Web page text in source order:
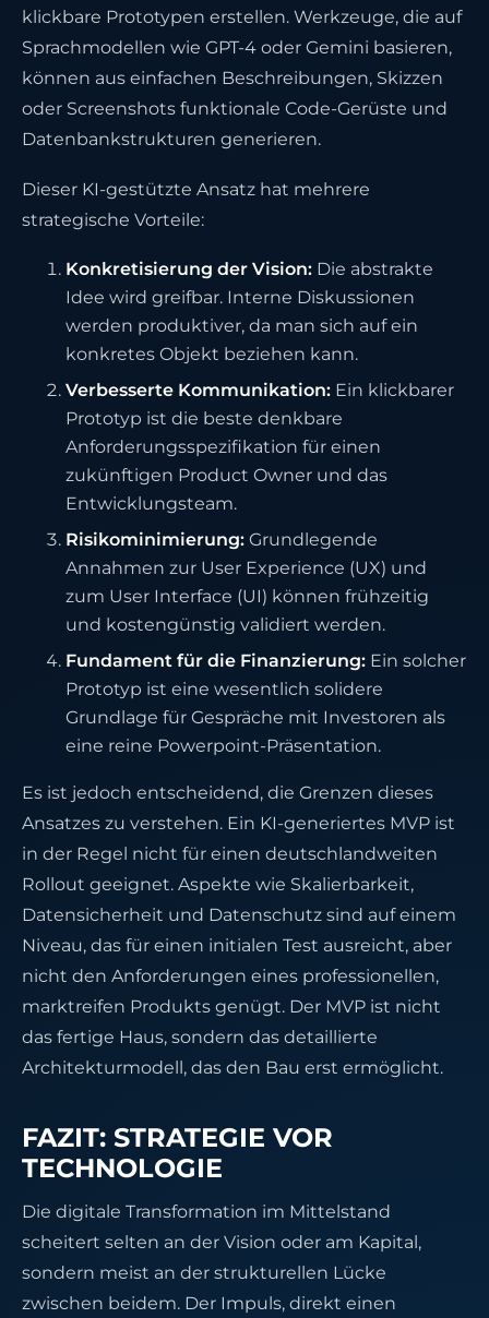
klickbare Prototypen erstellen. Werkzeuge, die auf
Sprachmodellen wie GPT-4 oder Gemini basieren,
können aus einfachen Beschreibungen, Skizzen
oder Screenshots funktionale Code-Gerüste und
Datenbankstrukturen generieren.
Dieser KI-gestützte Ansatz hat mehrere
strategische Vorteile:
Konkretisierung der Vision: Die abstrakte
Idee wird greifbar. Interne Diskussionen
werden produktiver, da man sich auf ein
konkretes Objekt beziehen kann.
Verbesserte Kommunikation: Ein klickbarer
Prototyp ist die beste denkbare
Anforderungsspezifikation für einen
zukünftigen Product Owner und das
Entwicklungsteam.
Risikominimierung: Grundlegende
Annahmen zur User Experience (UX) und
zum User Interface (UI) können frühzeitig
und kostengünstig validiert werden.
Fundament für die Finanzierung: Ein solcher
Prototyp ist eine wesentlich solidere
Grundlage für Gespräche mit Investoren als
eine reine Powerpoint-Präsentation.
Es ist jedoch entscheidend, die Grenzen dieses
Ansatzes zu verstehen. Ein KI-generiertes MVP ist
in der Regel nicht für einen deutschlandweiten
Rollout geeignet. Aspekte wie Skalierbarkeit,
Datensicherheit und Datenschutz sind auf einem
Niveau, das für einen initialen Test ausreicht, aber
nicht den Anforderungen eines professionellen,
marktreifen Produkts genügt. Der MVP ist nicht
das fertige Haus, sondern das detaillierte
Architekturmodell, das den Bau erst ermöglicht.
FAZIT: STRATEGIE VOR
TECHNOLOGIE
Die digitale Transformation im Mittelstand
scheitert selten an der Vision oder am Kapital,
sondern meist an der strukturellen Lücke
zwischen beidem. Der Impuls, direkt einen